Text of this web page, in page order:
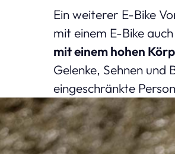
Ein weiterer E-Bike
mit einem E-Bike auch
mit einem hohen
Gelenke, Sehnen
eingeschränkte